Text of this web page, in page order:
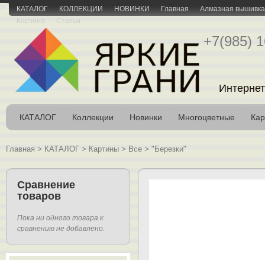
КАТАЛОГ КОЛЛЕКЦИИ НОВИНКИ Главная
Алмазная вышивка
Корзина
Статьи
+7(985)
КАТАЛОГ Коллекции Новинки Многоцветные
Главная > КАТАЛОГ > Картины > Все > "Березки"
Сравнение
товаров
Пока ни одного товара к
сравнению не добавлено.